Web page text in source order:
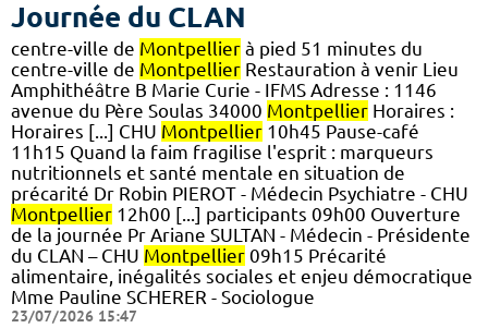
Journée du CLAN
centre-ville de Montpellier à pied 51 minutes du
centre-ville de Montpellier Restauration à venir Lieu
Amphithéâtre B Marie Curie - IFMS Adresse : 1146
avenue du Père Soulas 34000 Montpellier Horaires :
Horaires [...] CHU Montpellier 10h45 Pause-café
11h15 Quand la faim fragilise l'esprit : marqueurs
nutritionnels et santé mentale en situation de
précarité Dr Robin PIEROT - Médecin Psychiatre - CHU
Montpellier 12h00 [...] participants 09h00 Ouverture
de la journée Pr Ariane SULTAN - Médecin - Présidente
du CLAN – CHU Montpellier 09h15 Précarité
alimentaire, inégalités sociales et enjeu démocratique
Mme Pauline SCHERER - Sociologue
23/07/2026 15:47